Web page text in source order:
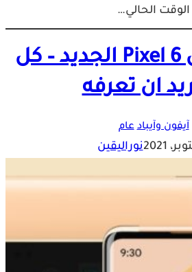
الوقت الحالي…
هاتف جوجل Pixel 6 الجديد – كل
ان تعرفه
آيفون وآيباد عام
نوراليقين